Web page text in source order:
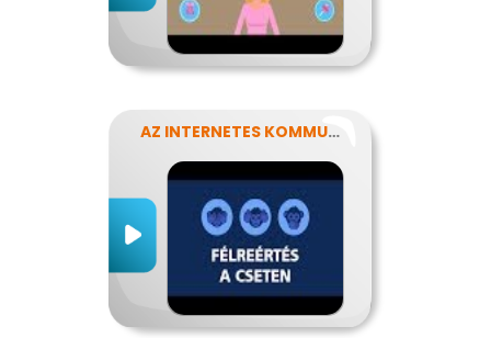
AZ INTERNETES KOMMUNIKÁCIÓ NÉHÁNY SAJÁTOSSÁGA